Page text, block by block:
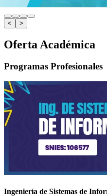
< >
Oferta Académica
Programas Profesionales
Ingeniería de Sistemas de